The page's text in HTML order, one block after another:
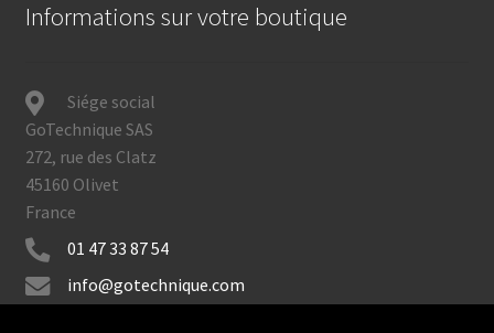
Informations sur votre boutique
Siége social
GoTechnique SAS
272, rue des Clatz
45160 Olivet
France
01 47 33 87 54
info@gotechnique.com